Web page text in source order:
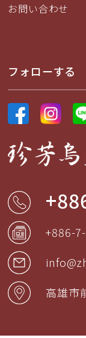
お問い合わせ
フォローする
+886-
高雄市